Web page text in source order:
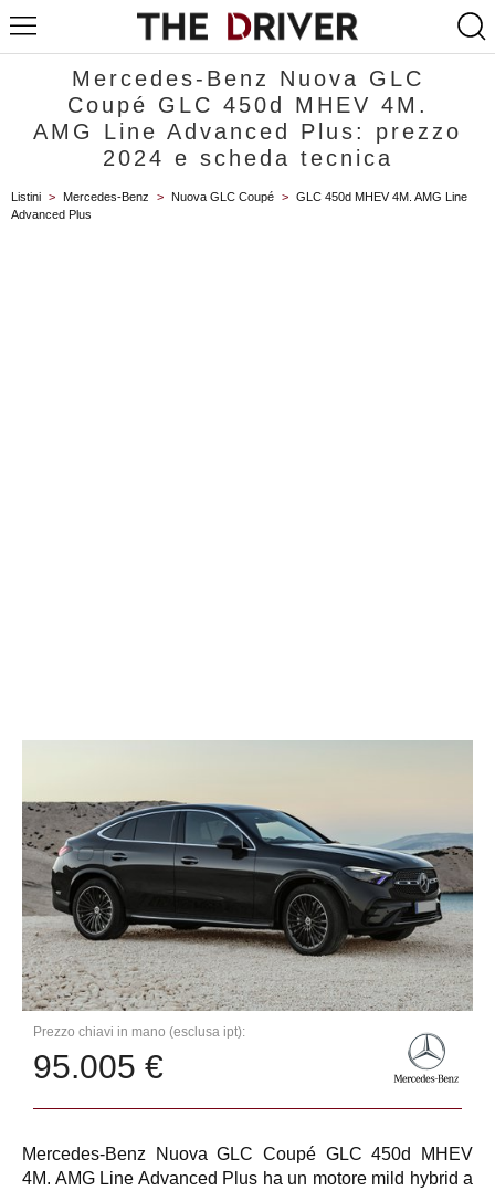
Mercedes-Benz Nuova GLC
Coupé GLC 450d MHEV 4M.
AMG Line Advanced Plus: prezzo
2024 e scheda tecnica
Listini > Mercedes-Benz > Nuova GLC Coupé > GLC 450d MHEV 4M. AMG Line
Advanced Plus
Prezzo chiavi in mano (esclusa ipt):
95.005 €
Mercedes-Benz Nuova GLC Coupé GLC 450d MHEV
4M. AMG Line Advanced Plus ha un motore mild hybrid a